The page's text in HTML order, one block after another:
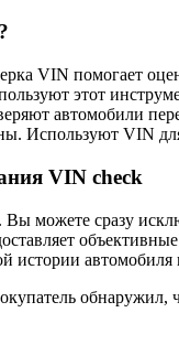
VIN помогает
этот
автомобили
Используют VIN
VIN check
можете сразу
истории
обнаружил,